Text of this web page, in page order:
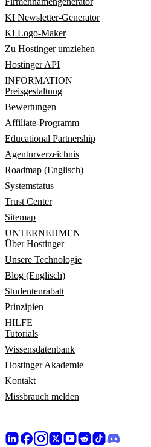
KI Newsletter-Generator
KI Logo-Maker
Zu Hostinger umziehen
Hostinger API
INFORMATION
Preisgestaltung
Bewertungen
Affiliate-Programm
Educational Partnership
Agenturverzeichnis
Roadmap (Englisch)
Systemstatus
Trust Center
Sitemap
UNTERNEHMEN
Über Hostinger
Unsere Technologie
Blog (Englisch)
Studentenrabatt
Prinzipien
HILFE
Tutorials
Wissensdatenbank
Hostinger Akademie
Kontakt
Missbrauch melden